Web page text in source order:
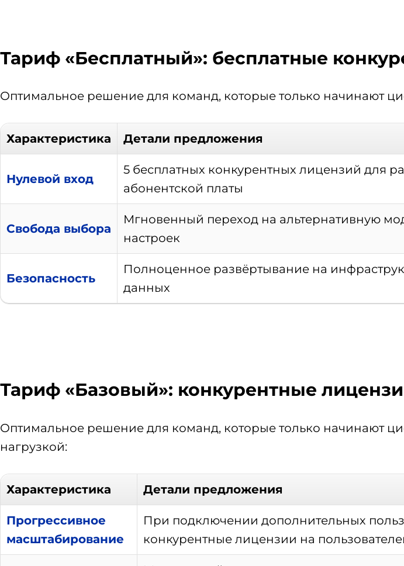
Тариф «Бесплатный»: бесплатные
Оптимальное решение для команд, которые только начинают
Характеристика Детали предложения
Нулевой вход
5 бесплатных конкурентных лицензий для
абонентской платы
Свобода выбора
Мгновенный переход на альтернативную
настроек
Безопасность
Полноценное развёртывание на
данных
Тариф «Базовый»: конкурентные
Оптимальное решение для команд, которые только начинают
нагрузкой:
Характеристика Детали предложения
Прогрессивное
масштабирование
При подключении дополнительных
конкурентные лицензии на